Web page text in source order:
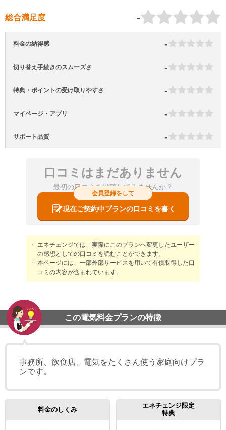
総合満足度 -
料金の納得感 -
切り替え手続きのスムーズさ -
特典・ポイントの受け取りやすさ -
マイページ・アプリ -
サポート品質 -
口コミはまだありません
最初の口コミを投稿してみませんか？
会員登録をして
現在ご契約中プランの口コミを書く
エネチェンジでは、実際にこのプランへ変更したユーザー
の感想としての口コミを読むことができます。
本ページには、一部外部サービスを用いて有償取得した口
コミの内容が含まれています。
この電気料金プランの特徴
事務所、飲食店、電気をたくさん使う家庭向けプラ
ンです。
料金のしくみ
エネチェンジ限定
特典